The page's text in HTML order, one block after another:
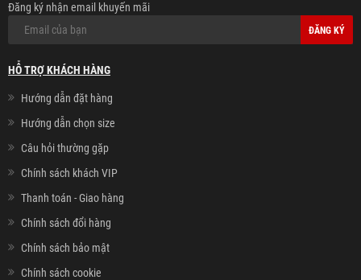
Đăng ký nhận email khuyến mãi
ĐĂNG KÝ
HỖ TRỢ KHÁCH HÀNG
Hướng dẫn đặt hàng
Hướng dẫn chọn size
Câu hỏi thường gặp
Chính sách khách VIP
Thanh toán - Giao hàng
Chính sách đổi hàng
Chính sách bảo mật
Chính sách cookie